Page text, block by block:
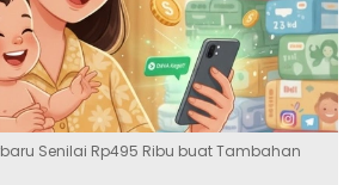
Senilai Rp495 Ribu buat Tambahan